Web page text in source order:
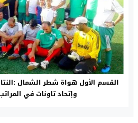
القسم الأول هواة شطر الشمال
وإتحاد تاونات في